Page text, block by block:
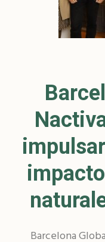
Barcelona